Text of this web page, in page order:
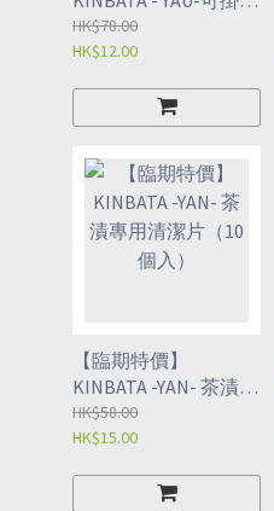
衣櫃防潮吸濕包
HK$78.00
HK$12.00
【臨期特價】
KINBATA -YAN- 茶漬專
用清潔片（10個入）
HK$58.00
HK$15.00